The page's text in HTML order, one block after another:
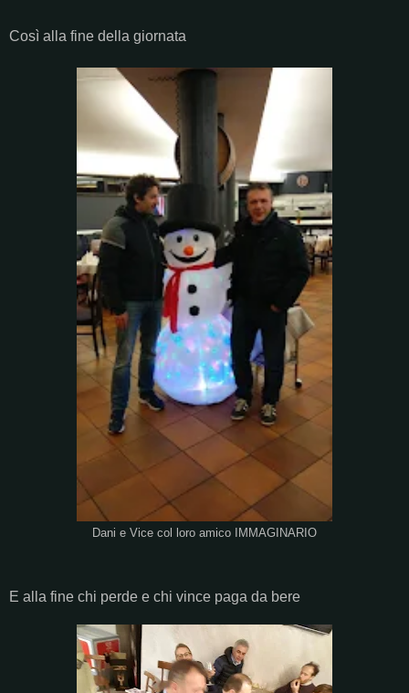
Così alla fine della giornata
Dani e Vice col loro amico IMMAGINARIO
E alla fine chi perde e chi vince paga da bere